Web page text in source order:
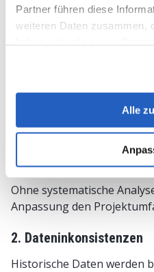
Partner führen diese
weiteren Daten zusammen,
Alle
Viele SAP ECC-Systeme
gewachsene
Nicht kompatibler
Fehlende Dokumentation
Abhängigkeiten zu
Hoher
Ohne systematische
Anpassung den
2. Dateninkonsistenzen
Historische Daten werden